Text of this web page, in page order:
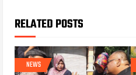
RELATED POSTS
NEWS